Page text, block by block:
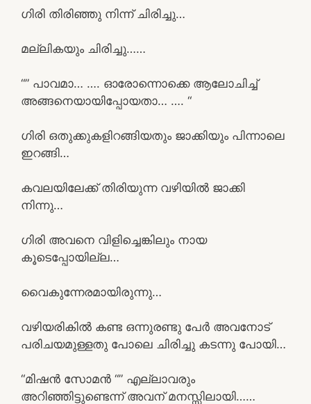
ഗിരി തിരിഞ്ഞു നിന്ന് ചിരിച്ചു…
മല്ലികയും ചിരിച്ചു……
“” പാവമാ… …. ഓരോന്നൊക്കെ ആലോചിച്ച്
അങ്ങനെയായിപ്പോയതാ… …. “
ഗിരി ഒതുക്കുകളിറങ്ങിയതും ജാക്കിയും പിന്നാലെ
ഇറങ്ങി…
കവലയിലേക്ക് തിരിയുന്ന വഴിയിൽ ജാക്കി
നിന്നു…
ഗിരി അവനെ വിളിച്ചെങ്കിലും നായ
കൂടെപ്പോയില്ല…
വൈകുന്നേരമായിരുന്നു…
വഴിയരികിൽ കണ്ട ഒന്നുരണ്ടു പേർ അവനോട്
പരിചയമുള്ളതു പോലെ ചിരിച്ചു കടന്നു പോയി…
“മിഷൻ സോമൻ “” എല്ലാവരും
അറിഞ്ഞിട്ടുണ്ടെന്ന് അവന് മനസ്സിലായി……